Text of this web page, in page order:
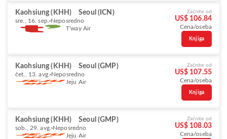
Kaohsiung (KHH) Seoul (ICN)
sre., 16. sep. Neposredno
T'way Air
Začnite od
US$ 106.84
Cena/oseba
Knjiga
Kaohsiung (KHH) Seoul (GMP)
čet., 13. avg. Neposredno
Jeju Air
Začnite od
US$ 107.55
Cena/oseba
Knjiga
Kaohsiung (KHH) Seoul (GMP)
sob., 29. avg. Neposredno
Jeju Air
Začnite od
US$ 108.03
Cena/oseba